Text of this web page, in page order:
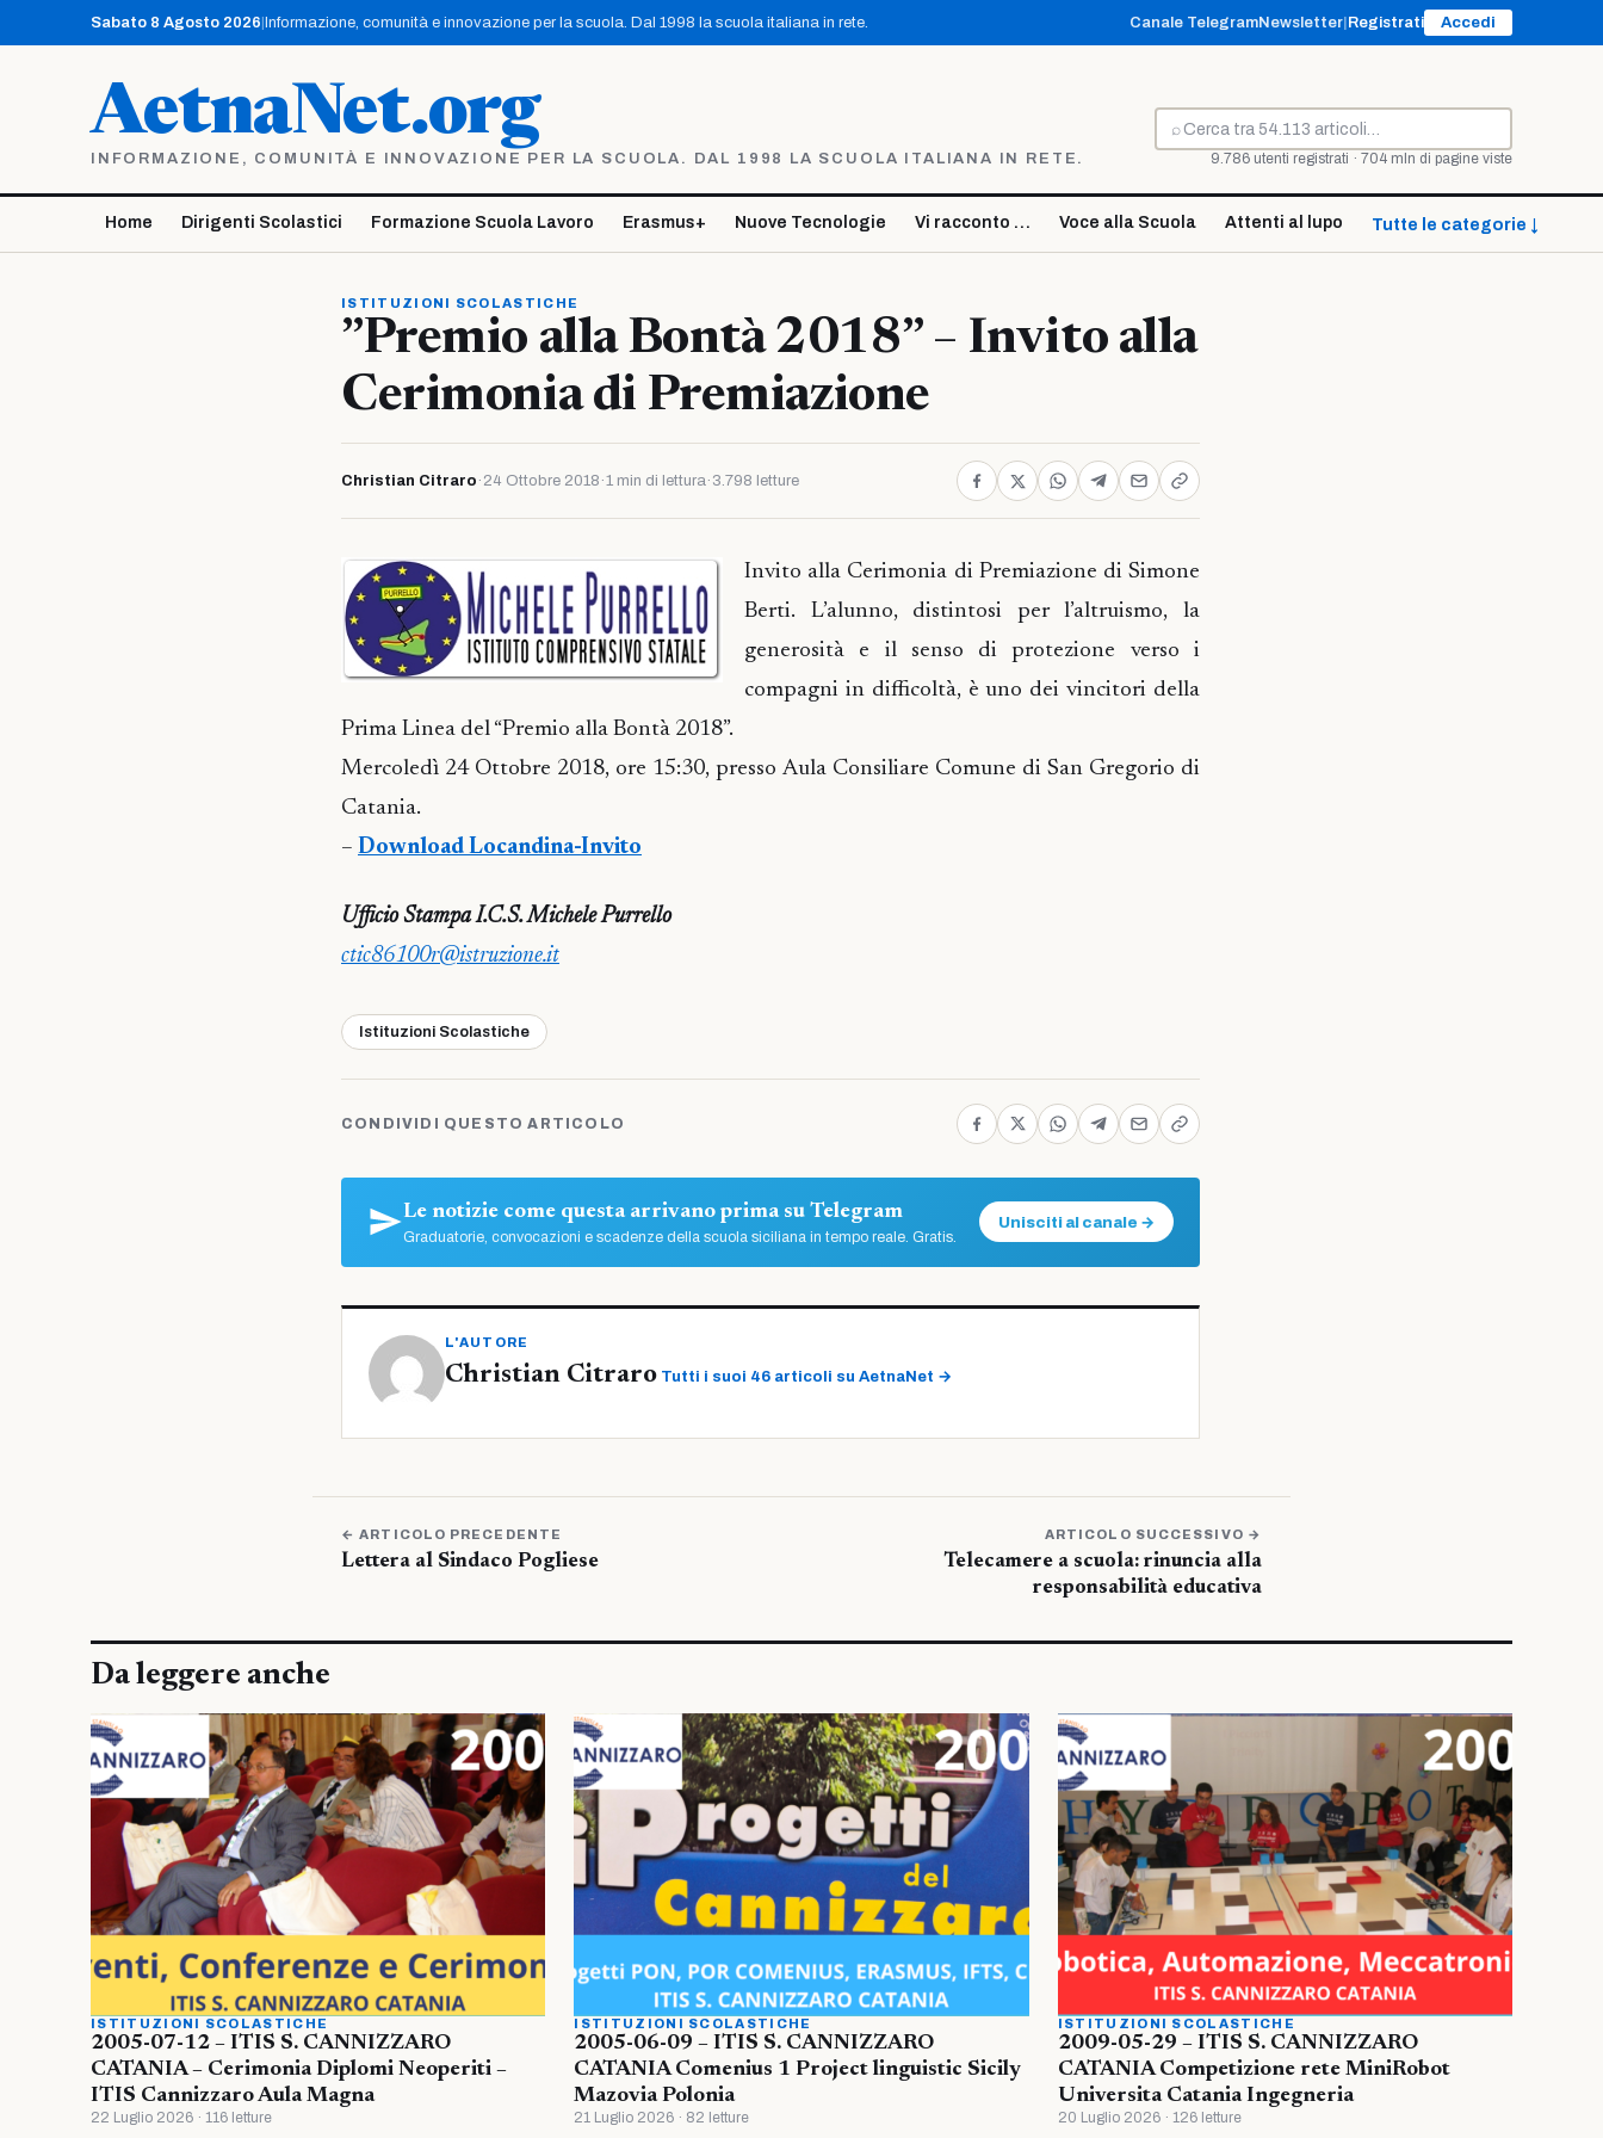
contenuto
Sabato 8 Agosto 2026 Informazione, comunità e innovazione per la scuola. Dal 1998 la scuola italiana in rete. Canale TelegramNewsletter Registrati Accedi
AetnaNet.org
INFORMAZIONE, COMUNITÀ E INNOVAZIONE PER LA SCUOLA. DAL 1998 LA SCUOLA ITALIANA IN RETE.
⌕
Cerca
9.786 utenti registrati · 704 mln di pagine viste
Home Dirigenti Scolastici Formazione Scuola Lavoro Erasmus+ Nuove Tecnologie Vi racconto … Voce alla Scuola Attenti al lupo Tutte le categorie ↓
ISTITUZIONI SCOLASTICHE
”Premio alla Bontà 2018” – Invito alla
Cerimonia di Premiazione
Christian Citraro · 24 Ottobre 2018 ·1 min di lettura· 3.798 letture
Invito alla Cerimonia di Premiazione di Simone
Berti. L’alunno, distintosi per l’altruismo, la
generosità e il senso di protezione verso i
compagni in difficoltà, è uno dei vincitori della
Prima Linea del “Premio alla Bontà 2018”.
Mercoledì 24 Ottobre 2018, ore 15:30, presso Aula Consiliare Comune di San Gregorio di
Catania.
– Download Locandina-Invito
Ufficio Stampa I.C.S. Michele Purrello
ctic86100r@istruzione.it
Istituzioni Scolastiche
CONDIVIDI QUESTO ARTICOLO
Le notizie come questa arrivano prima su Telegram
Graduatorie, convocazioni e scadenze della scuola siciliana in tempo reale. Gratis.
Unisciti al canale →
L'AUTORE
Christian Citraro Tutti i suoi 46 articoli su AetnaNet →
← ARTICOLO PRECEDENTE
Lettera al Sindaco Pogliese
ARTICOLO SUCCESSIVO →
Telecamere a scuola: rinuncia alla
responsabilità educativa
Da leggere anche
ISTITUZIONI SCOLASTICHE
2005-07-12 – ITIS S. CANNIZZARO
CATANIA – Cerimonia Diplomi Neoperiti –
ITIS Cannizzaro Aula Magna
22 Luglio 2026 · 116 letture
ISTITUZIONI SCOLASTICHE
2005-06-09 – ITIS S. CANNIZZARO
CATANIA Comenius 1 Project linguistic Sicily
Mazovia Polonia
21 Luglio 2026 · 82 letture
ISTITUZIONI SCOLASTICHE
2009-05-29 – ITIS S. CANNIZZARO
CATANIA Competizione rete MiniRobot
Universita Catania Ingegneria
20 Luglio 2026 · 126 letture